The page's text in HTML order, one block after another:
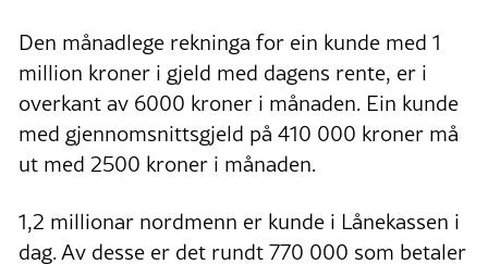
Den månadlege rekninga for ein kunde med 1
million kroner i gjeld med dagens rente, er i
overkant av 6000 kroner i månaden. Ein kunde
med gjennomsnittsgjeld på 410 000 kroner må
ut med 2500 kroner i månaden.
1,2 millionar nordmenn er kunde i Lånekassen i
dag. Av desse er det rundt 770 000 som betaler